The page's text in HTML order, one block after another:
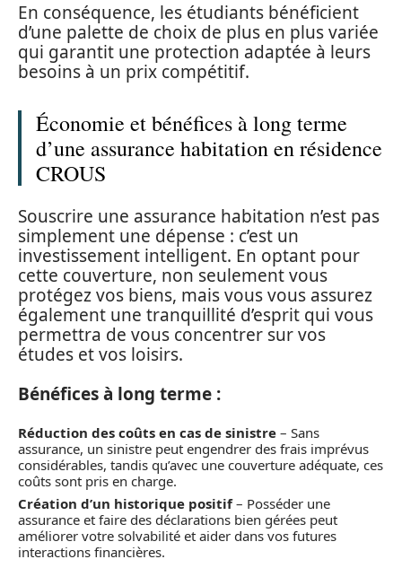
En conséquence, les étudiants bénéficient
d’une palette de choix de plus en plus variée
qui garantit une protection adaptée à leurs
besoins à un prix compétitif.
Économie et bénéfices à long terme
d’une assurance habitation en résidence
CROUS
Souscrire une assurance habitation n’est pas
simplement une dépense : c’est un
investissement intelligent. En optant pour
cette couverture, non seulement vous
protégez vos biens, mais vous vous assurez
également une tranquillité d’esprit qui vous
permettra de vous concentrer sur vos
études et vos loisirs.
Bénéfices à long terme :
Réduction des coûts en cas de sinistre – Sans
assurance, un sinistre peut engendrer des frais imprévus
considérables, tandis qu’avec une couverture adéquate, ces
coûts sont pris en charge.
Création d’un historique positif– Posséder une
assurance et faire des déclarations bien gérées peut
améliorer votre solvabilité et aider dans vos futures
interactions financières.